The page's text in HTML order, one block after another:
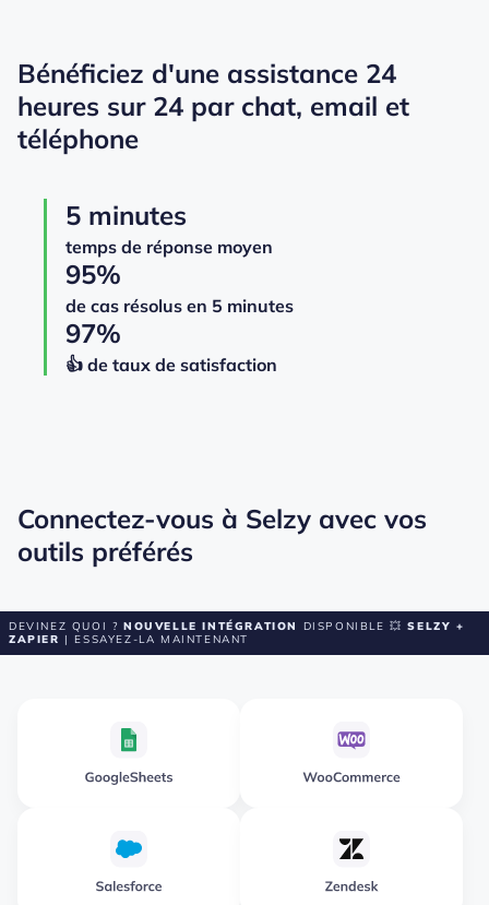
Bénéficiez d'une assistance 24
heures sur 24 par chat, email et
téléphone
5 minutes
temps de réponse moyen
95%
de cas résolus en 5 minutes
97%
👍️️️️️️ de taux de satisfaction
Connectez-vous à Selzy avec vos
outils préférés
DEVINEZ QUOI ? NOUVELLE INTÉGRATION DISPONIBLE 💥SELZY +
ZAPIER | ESSAYEZ-LA MAINTENANT